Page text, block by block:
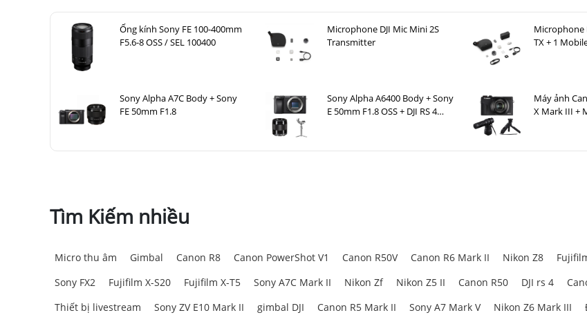
Ống kính Sony FE 100-400mm
F5.6-8 OSS / SEL 100400
Microphone DJI Mic Mini 2S
Transmitter
Microphone
TX + 1
Sony Alpha A7C Body + Sony
FE 50mm F1.8
Sony Alpha A6400 Body + Sony
E 50mm F1.8 OSS + DJI RS 4
Máy ảnh
X Mark III +
Tìm Kiếm nhiều
Micro thu âm Gimbal Canon R8 Canon PowerShot V1 Canon R50V Canon R6 Mark II Nikon Z8
Sony FX2
Fujifilm X-S20 Fujifilm X-T5 Sony A7C Mark II Nikon Zf Nikon Z5 II Canon R50 DJI rs 4
Thiết bị livestream
Sony ZV E10 Mark II gimbal DJI Canon R5 Mark II Sony A7 Mark V Nikon Z6 Mark III